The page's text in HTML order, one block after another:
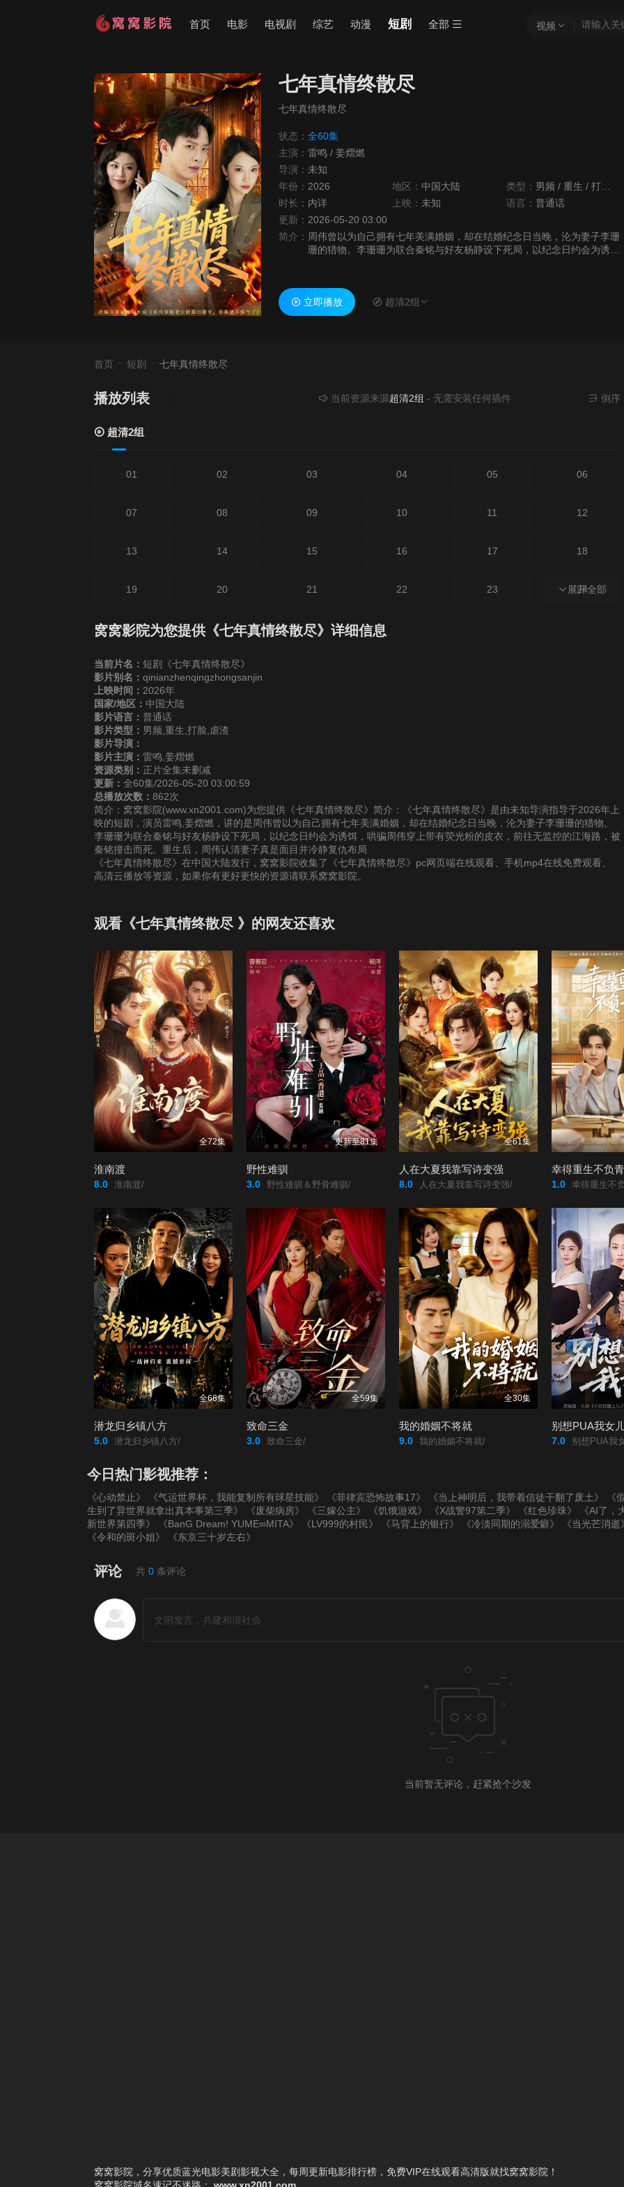
视频
首页 电影 电视剧 综艺 动漫 短剧 全部
七年真情终散尽
七年真情终散尽
状态： 全60集
主演： 雷鸣 / 姜熠燃
导演： 未知
年份： 2026 地区：中国大陆 类型： 男频 / 重生 / 打脸
时长： 内详 上映： 未知 语言： 普通话
更新： 2026-05-20 03:00
简介： 周伟曾以为自己拥有七年美满婚姻，却在结婚纪念日当晚，沦为妻子李珊
珊的猎物。李珊珊为联合秦铭与好友杨静设下死局，以纪念日约会为诱
立即播放 超清2组
首页 短剧 七年真情终散尽
播放列表 当前资源来源超清2组- 无需安装任何插件 倒序
超清2组
01 02 03 04 05 06
07 08 09 10 11 12
13 14 15 16 17 18
19 20 21 22 23 24
25 26 27
31 32
37
43
49 50
55 56 57 58 59 60
展开全部
窝窝影院为您提供《七年真情终散尽》详细信息
当前片名： 短剧《七年真情终散尽》
影片别名： qinianzhenqingzhongsanjin
上映时间： 2026年
国家/地区： 中国大陆
影片语言： 普通话
影片类型： 男频,重生,打脸,虐渣
影片导演：
影片主演： 雷鸣,姜熠燃
资源类别： 正片全集未删减
更新： 全60集/2026-05-20 03:00:59
总播放次数： 862次
简介：窝窝影院(www.xn2001.com)为您提供《七年真情终散尽》简介：《七年真情终散尽》是由未知导演指导于2026年上
映的短剧，演员雷鸣,姜熠燃，讲的是周伟曾以为自己拥有七年美满婚姻，却在结婚纪念日当晚，沦为妻子李珊珊的猎物。
李珊珊为联合秦铭与好友杨静设下死局，以纪念日约会为诱饵，哄骗周伟穿上带有荧光粉的皮衣，前往无监控的江海路，被
秦铭撞击而死。重生后，周伟认清妻子真是面目并冷静复仇布局
《七年真情终散尽》在中国大陆发行，窝窝影院收集了《七年真情终散尽》pc网页端在线观看、手机mp4在线免费观看、
高清云播放等资源，如果你有更好更快的资源请联系窝窝影院。
观看《七年真情终散尽 》的网友还喜欢
全72集
淮南渡
8.0 淮南渡/
更新至81集
野性难驯
3.0 野性难驯＆野骨难驯/
全61集
人在大夏我靠写诗变强
8.0 人在大夏我靠写诗变强/
幸得重生不负
1.0 幸得重生不
全68集
潜龙归乡镇八方
5.0 潜龙归乡镇八方/
全59集
致命三金
3.0 致命三金/
全30集
我的婚姻不将就
9.0 我的婚姻不将就/
别想PUA我女
7.0 别想PUA我
今日热门影视推荐：
《心动禁止》 《气运世界杯，我能复制所有球星技能》 《菲律宾恐怖故事17》 《当上神明后，我带着信徒干翻了废土》
《
生到了异世界就拿出真本事第三季》
《废柴病房》 《三嫁公主》 《饥饿游戏》 《X战警97第二季》 《红色珍珠》
《AI了，
新世界第四季》
《BanG Dream! YUME∞MITA》 《LV999的村民》 《马背上的银行》 《冷淡同期的溺爱癖》
《当光芒消逝
《令和的斑小姐》
《东京三十岁左右》
评论 共 0条评论
当前暂无评论，赶紧抢个沙发
窝窝影院，分享优质蓝光电影美剧影视大全，每周更新电影排行榜，免费VIP在线观看高清版就找窝窝影院！